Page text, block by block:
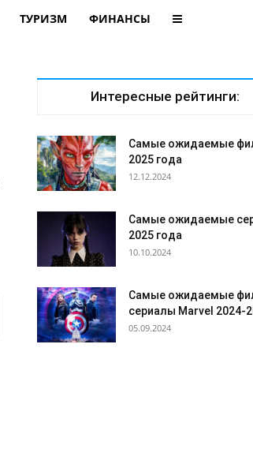
ТУРИЗМ ФИНАНСЫ
Интересные рейтинги:
Самые ожидаемые
2025 года
12.12.2024
Самые ожидаемые
2025 года
10.10.2024
Самые ожидаемые
сериалы Marvel 2024-
05.09.2024